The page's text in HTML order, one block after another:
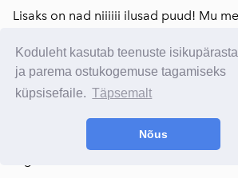
Koduleht kasutab teenuste
ja parema ostukogemuse tagamiseks
küpsisefaile. Täpsemalt
Nõus
Lisaks on nad niiiiii ilusad puud! Mu
kinkekomplekti. Pole ammu nii elevil
tegemisest. Teen oma kahele õele